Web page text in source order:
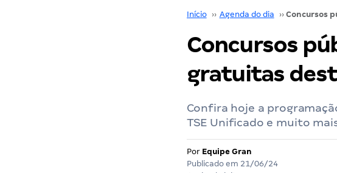
Início ›› Agenda do dia ››
Concursos
gratuitas
Confira hoje a
TSE Unificado e muito
Por Equipe Gran
Publicado em 21/06/24